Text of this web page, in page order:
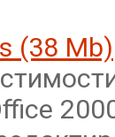
(38 Mb)